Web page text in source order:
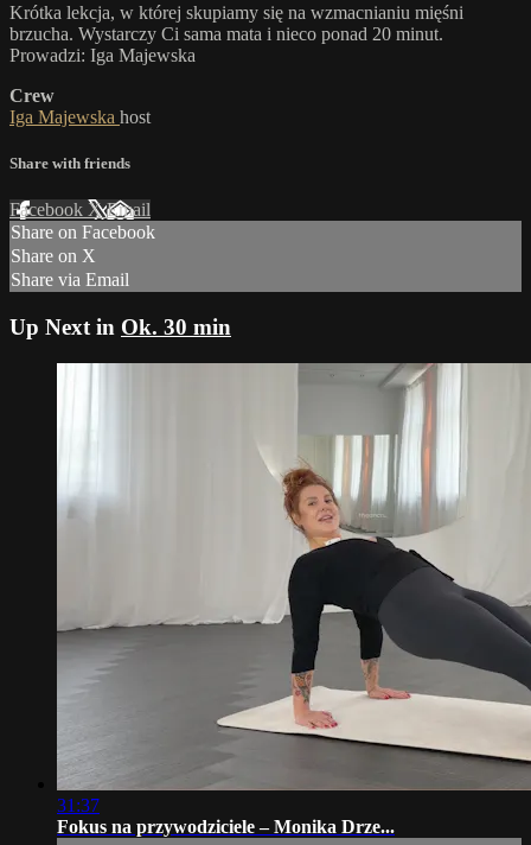
Krótka lekcja, w której skupiamy się na wzmacnianiu mięśni
brzucha. Wystarczy Ci sama mata i nieco ponad 20 minut.
Prowadzi: Iga Majewska
Crew
Iga Majewska host
Share with friends
Facebook XEmail
Share on Facebook
Share on X
Share via Email
Up Next in Ok. 30 min
31:37
Fokus na przywodziciele – Monika Drze...